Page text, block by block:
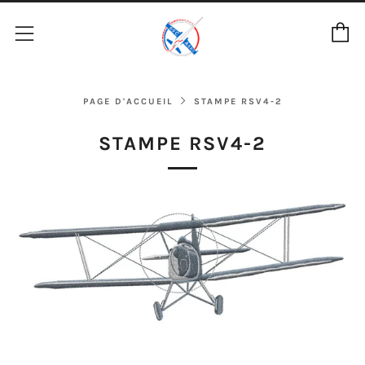
Menu
PAGE D'ACCUEIL STAMPE RSV4-2
STAMPE RSV4-2